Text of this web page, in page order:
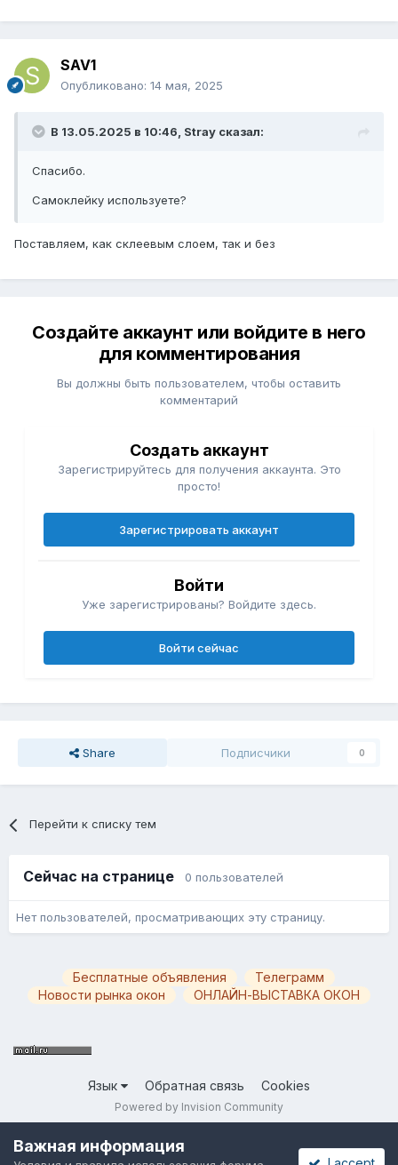
SAV1
Опубликовано: 14 мая, 2025
В 13.05.2025 в 10:46, Stray сказал:
Спасибо.
Самоклейку используете?
Поставляем, как склеевым слоем, так и без
Создайте аккаунт или войдите в него
для комментирования
Вы должны быть пользователем, чтобы оставить
комментарий
Создать аккаунт
Зарегистрируйтесь для получения аккаунта. Это
просто!
Зарегистрировать аккаунт
Войти
Уже зарегистрированы? Войдите здесь.
Войти сейчас
Share Подписчики 0
Перейти к списку тем
Сейчас на странице 0 пользователей
Нет пользователей, просматривающих эту страницу.
Бесплатные объявления
Телеграмм
Новости рынка окон
ОНЛАЙН-ВЫСТАВКА ОКОН
Язык Обратная связь Cookies
Powered by Invision Community
Важная информация